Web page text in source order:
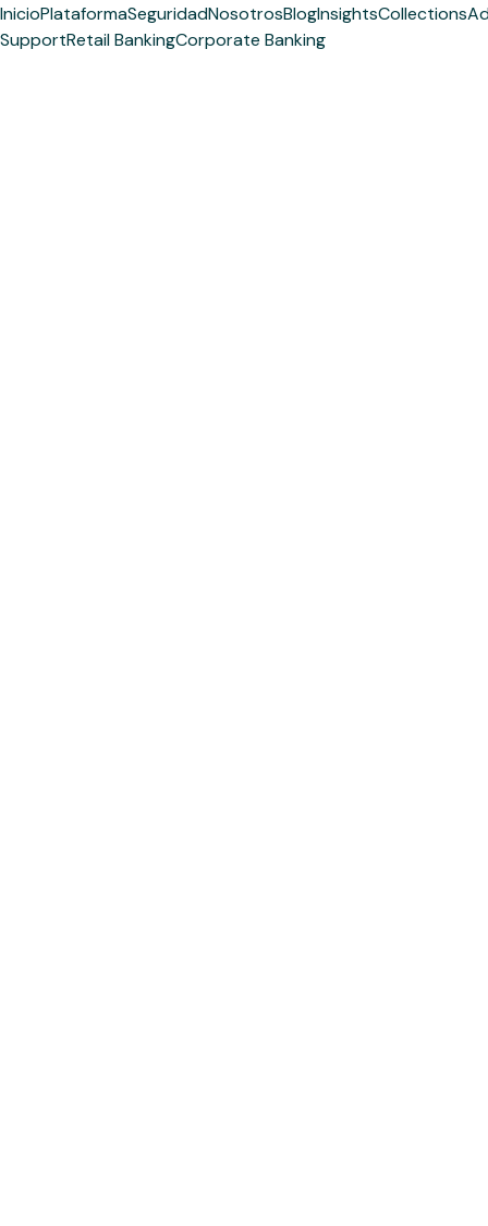
InicioPlataformaSeguridadNosotrosBlogInsightsCollections
SupportRetail BankingCorporate Banking